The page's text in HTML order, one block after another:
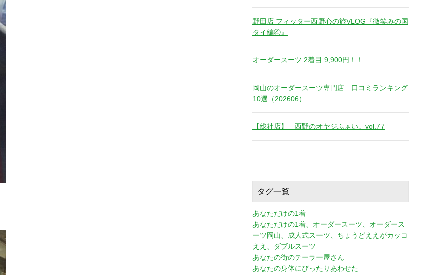
野田店 フィッター西野心の旅VLOG『微笑みの国
タイ編④』
オーダースーツ 2着目 9,900円！！
岡山のオーダースーツ専門店 口コミランキング
10選（202606）
【総社店】 西野のオヤジふぁい。vol.77
タグ一覧
あなただけの1着
あなただけの1着、オーダースーツ、オーダース
ーツ岡山、成人式スーツ、ちょうどええがカッコ
ええ、ダブルスーツ
あなたの街のテーラー屋さん
あなたの身体にぴったりあわせた